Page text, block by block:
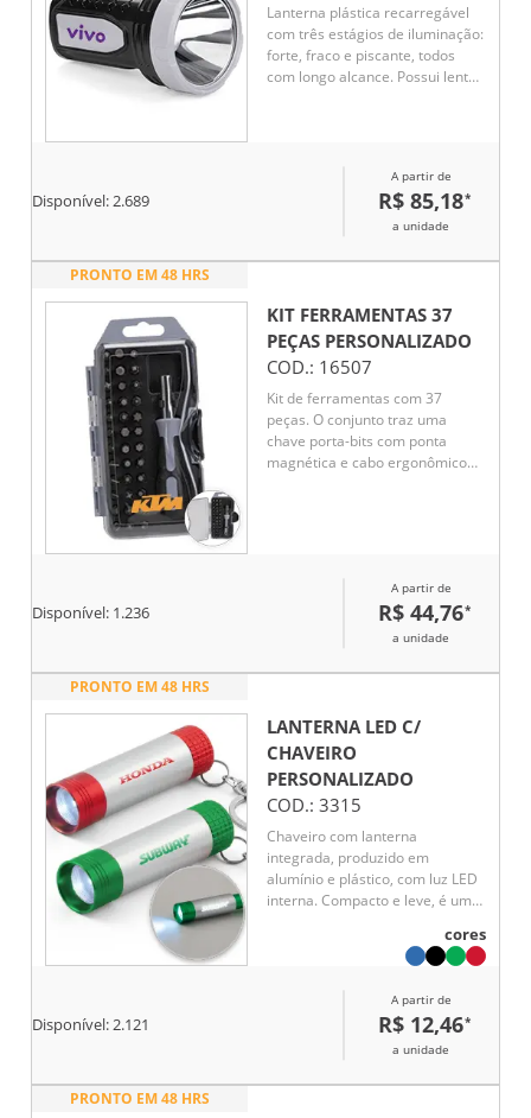
Lanterna plástica recarregável
com três estágios de iluminação:
forte, fraco e piscante, todos
com longo alcance. Possui lente
Disponível:2.689
A partir de
R$ 85,18*
a unidade
PRONTO EM 48 HRS
KIT FERRAMENTAS 37
PEÇAS PERSONALIZADO
COD.: 16507
Kit de ferramentas com 37
peças. O conjunto traz uma
chave porta-bits com ponta
magnética e cabo ergonômico
Acompanha caixa em plástico
com tampa transparente e trava
Disponível: 1.236
A partir de
R$ 44,76*
a unidade
PRONTO EM 48 HRS
LANTERNA LED C/
CHAVEIRO
PERSONALIZADO
COD.: 3315
Chaveiro com lanterna
integrada, produzido em
alumínio e plástico, com luz LED
interna. Compacto e leve, é uma
ou em ambientes com baixacores
Disponível:2.121
A partir de
R$ 12,46*
a unidade
PRONTO EM 48 HRS